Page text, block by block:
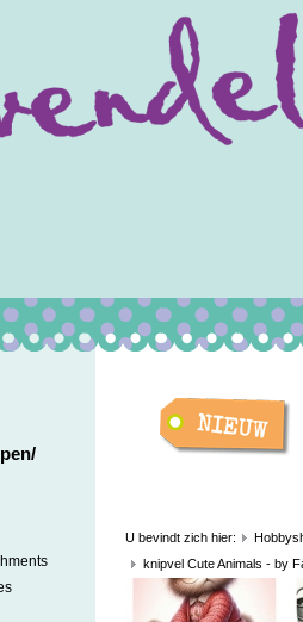
U bevindt zich hier:
knipvel Cute Animals - by